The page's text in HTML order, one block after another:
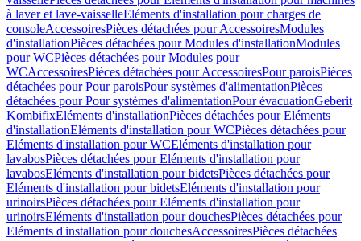
à laver et lave-vaisselleEléments d'installation pour charges de
consoleAccessoiresPièces détachées pour AccessoiresModules
d'installationPièces détachées pour Modules d'installationModules
pour WCPièces détachées pour Modules pour
WCAccessoiresPièces détachées pour AccessoiresPour paroisPièces
détachées pour Pour paroisPour systèmes d'alimentationPièces
détachées pour Pour systèmes d'alimentationPour évacuationGeberit
KombifixEléments d'installationPièces détachées pour Eléments
d'installationEléments d'installation pour WCPièces détachées pour
Eléments d'installation pour WCEléments d'installation pour
lavabosPièces détachées pour Eléments d'installation pour
lavabosEléments d'installation pour bidetsPièces détachées pour
Eléments d'installation pour bidetsEléments d'installation pour
urinoirsPièces détachées pour Eléments d'installation pour
urinoirsEléments d'installation pour douchesPièces détachées pour
Eléments d'installation pour douchesAccessoiresPièces détachées